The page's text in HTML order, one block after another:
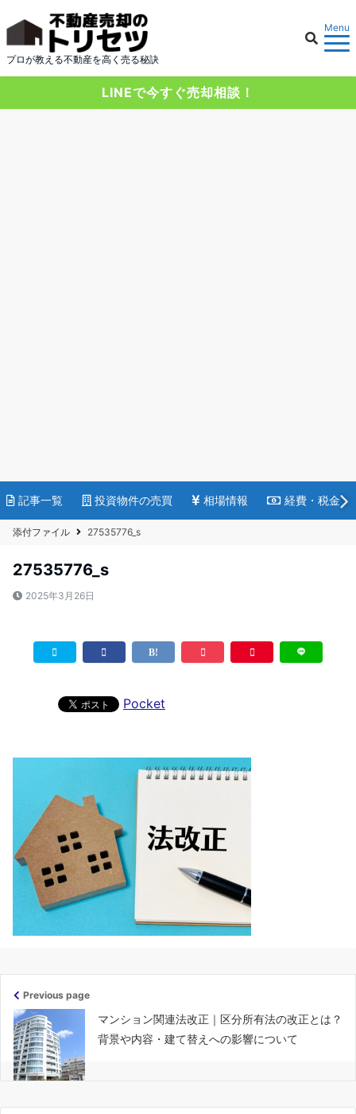
プロが教える不動産を高く売る秘訣
Menu
LINEで今すぐ売却相談！
記事一覧 投資物件の売買 相場情報 経費・税金
添付ファイル 27535776_s
27535776_s
2025年3月26日
Pocket
Previous page
マンション関連法改正｜区分所有法の改正とは？
背景や内容・建て替えへの影響について